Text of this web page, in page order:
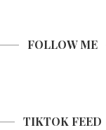
FOLLOW ME
TIKTOK FEED